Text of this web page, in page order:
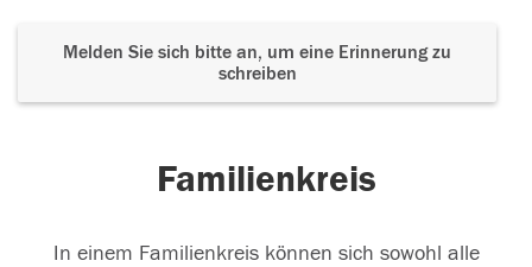
Melden Sie sich bitte an, um eine Erinnerung zu
schreiben
Familienkreis
In einem Familienkreis können sich sowohl alle